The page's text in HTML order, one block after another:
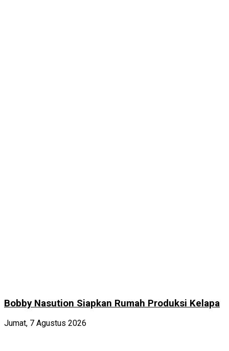
Bobby Nasution Siapkan Rumah Produksi Kelapa
Jumat, 7 Agustus 2026